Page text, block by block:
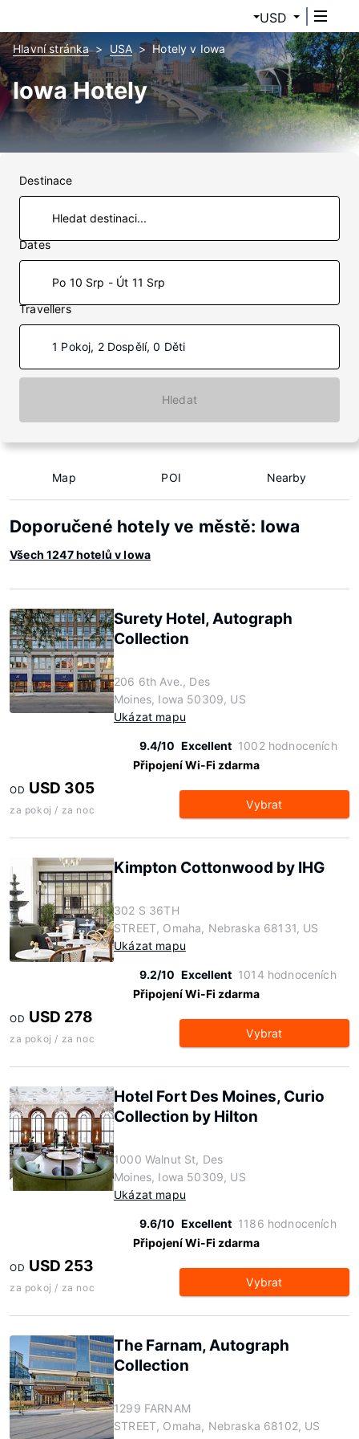
USD
Hlavní stránka USA Hotely v Iowa
Iowa Hotely
Destinace
Dates
Po 10 Srp - Út 11 Srp
Travellers
1 Pokoj, 2 Dospělí, 0 Děti
Hledat
Map POI Nearby
Doporučené hotely ve městě: Iowa
Všech 1247 hotelů v Iowa
Surety Hotel, Autograph
Collection
206 6th Ave., Des
Moines, Iowa 50309, US
Ukázat mapu
9.4/10 Excellent 1002 hodnoceních
Připojení Wi-Fi zdarma
OD USD 305
za pokoj / za noc Vybrat
Kimpton Cottonwood by IHG
302 S 36TH
STREET, Omaha, Nebraska 68131, US
Ukázat mapu
9.2/10 Excellent 1014 hodnoceních
Připojení Wi-Fi zdarma
OD USD 278
za pokoj / za noc Vybrat
Hotel Fort Des Moines, Curio
Collection by Hilton
1000 Walnut St, Des
Moines, Iowa 50309, US
Ukázat mapu
9.6/10 Excellent 1186 hodnoceních
Připojení Wi-Fi zdarma
OD USD 253
za pokoj / za noc Vybrat
The Farnam, Autograph
Collection
1299 FARNAM
STREET, Omaha, Nebraska 68102, US